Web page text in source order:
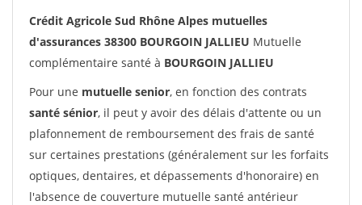
Crédit Agricole Sud Rhône Alpes mutuelles
d'assurances 38300 BOURGOIN JALLIEU Mutuelle
complémentaire santé à BOURGOIN JALLIEU
Pour une mutuelle senior, en fonction des contrats
santé sénior, il peut y avoir des délais d'attente ou un
plafonnement de remboursement des frais de santé
sur certaines prestations (généralement sur les forfaits
optiques, dentaires, et dépassements d'honoraire) en
l'absence de couverture mutuelle santé antérieur